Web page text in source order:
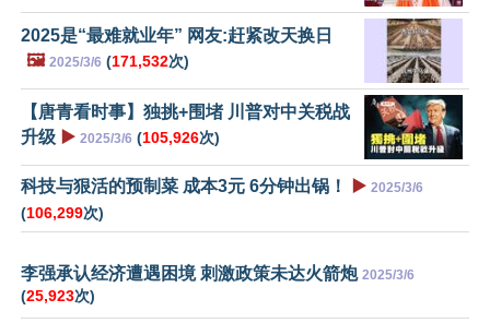
2025是“最难就业年” 网友:赶紧改天换日
🖼️ 2025/3/6 (171,532次)
【唐青看时事】独挑+围堵 川普对中关税战
升级 ▶️ 2025/3/6 (105,926次)
科技与狠活的预制菜 成本3元 6分钟出锅！ ▶️ 2025/3/6
(106,299次)
李强承认经济遭遇困境 刺激政策未达火箭炮 2025/3/6
(25,923次)